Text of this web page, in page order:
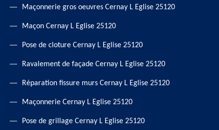
Maçonnerie gros oeuvres Cernay L Eglise 25120
Maçon Cernay L Eglise 25120
Pose de cloture Cernay L Eglise 25120
Ravalement de façade Cernay L Eglise 25120
Réparation fissure murs Cernay L Eglise 25120
Maçonnerie Cernay L Eglise 25120
Pose de grillage Cernay L Eglise 25120